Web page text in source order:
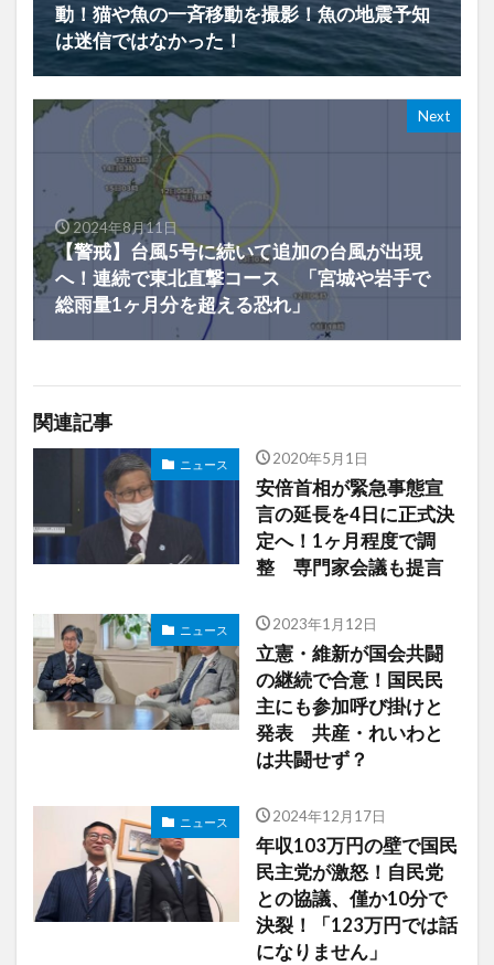
動！猫や魚の一斉移動を撮影！魚の地震予知
は迷信ではなかった！
Next
2024年8月11日
【警戒】台風5号に続いて追加の台風が出現
へ！連続で東北直撃コース 「宮城や岩手で
総雨量1ヶ月分を超える恐れ」
関連記事
ニュース 2020年5月1日
安倍首相が緊急事態宣
言の延長を4日に正式決
定へ！1ヶ月程度で調
整 専門家会議も提言
ニュース 2023年1月12日
立憲・維新が国会共闘
の継続で合意！国民民
主にも参加呼び掛けと
発表 共産・れいわと
は共闘せず？
ニュース 2024年12月17日
年収103万円の壁で国民
民主党が激怒！自民党
との協議、僅か10分で
決裂！「123万円では話
になりません」